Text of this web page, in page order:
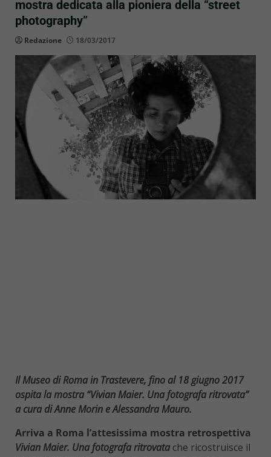
mostra dedicata alla pioniera della “street
photography”
Redazione 18/03/2017
Il Museo di Roma in Trastevere, fino al 18 giugno 2017
ospita la mostra “Vivian Maier. Una fotografa ritrovata”
a cura di Anne Morin e Alessandra Mauro.
Arriva a Roma l’attesissima mostra retrospettiva
Vivian Maier. Una fotografa ritrovata che ricostruisce il